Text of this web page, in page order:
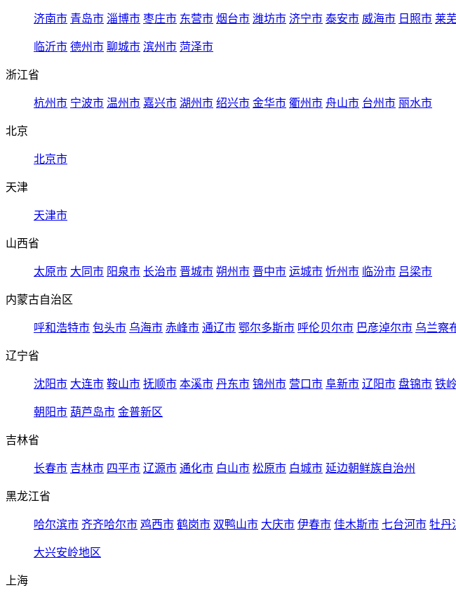
济南市 青岛市 淄博市 枣庄市 东营市 烟台市 潍坊市 济宁市 泰安市 威海市 日照市 莱
临沂市 德州市 聊城市 滨州市 菏泽市
浙江省
杭州市 宁波市 温州市 嘉兴市 湖州市 绍兴市 金华市 衢州市 舟山市 台州市 丽水市
北京
北京市
天津
天津市
山西省
太原市 大同市 阳泉市 长治市 晋城市 朔州市 晋中市 运城市 忻州市 临汾市 吕梁市
内蒙古自治区
呼和浩特市 包头市 乌海市 赤峰市 通辽市 鄂尔多斯市 呼伦贝尔市 巴彦淖尔市 乌兰察
辽宁省
沈阳市 大连市 鞍山市 抚顺市 本溪市 丹东市 锦州市 营口市 阜新市 辽阳市 盘锦市 铁
朝阳市 葫芦岛市 金普新区
吉林省
长春市 吉林市 四平市 辽源市 通化市 白山市 松原市 白城市 延边朝鲜族自治州
黑龙江省
哈尔滨市 齐齐哈尔市 鸡西市 鹤岗市 双鸭山市 大庆市 伊春市 佳木斯市 七台河市 牡丹
大兴安岭地区
上海